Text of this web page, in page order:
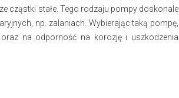
cząstki stałe. Tego rodzaju pompy doskonale
np. zalaniach. Wybierając taką pompę,
na odporność na korozję i uszkodzenia